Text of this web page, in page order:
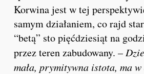
Korwina jest w tej
samym działaniem, co rajd
“betą” sto pięćdziesiąt na
przez teren zabudowany. –
mała, prymitywna istota, ma